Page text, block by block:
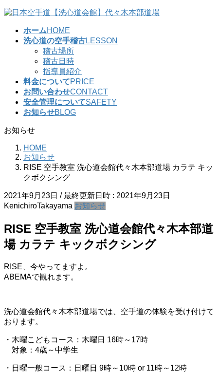
コ
ナ
ホームHOME
洗心道の空手稽古LESSON
稽古場所
稽古日時
指導員紹介
料金についてPRICE
お問い合わせCONTACT
安全管理についてSAFETY
お知らせBLOG
お知らせ
HOME
お知らせ
RISE 空手教室 洗心道会館代々木本部道場 カラテ キッ
クボクシング
2021年9月23日 / 最終更新日時 : 2021年9月23日
KenichiroTakayama お知らせ
RISE 空手教室 洗心道会館代々木本部道
場 カラテ キックボクシング
RISE、今やってますよ。
ABEMAで観れます。
洗心道会館代々木本部道場では、空手道の体験を受け付けて
おります。
・木曜こどもコース：木曜日 16時～17時
対象：4歳～中学生
・日曜一般コース：日曜日 9時～10時 or 11時～12時